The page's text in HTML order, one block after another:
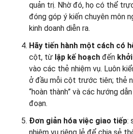
quản trị. Nhờ đó, họ có thể
đóng góp ý kiến chuyên môn
kinh doanh diễn ra.
Hãy tiến hành một cách có
cột, từ lập kế hoạch đến
vào các thẻ nhiệm vụ. Luôn
ở đầu mỗi cột trước tiên; thẻ
“hoàn thành” và các hướng
đoạn.
Đơn giản hóa việc giao tiếp: